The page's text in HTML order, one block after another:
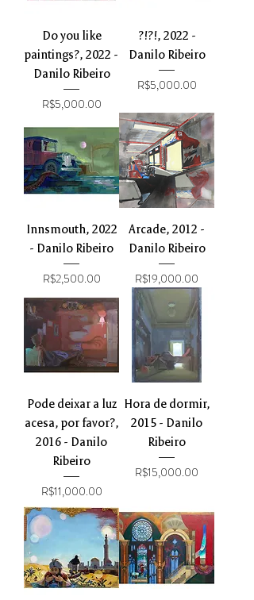
Do you like
paintings?, 2022 -
Danilo Ribeiro
Price
R$5,000.00
?!?!, 2022 -
Danilo Ribeiro
Price
R$5,000.00
Innsmouth, 2022
- Danilo Ribeiro
Price
R$2,500.00
Arcade, 2012 -
Danilo Ribeiro
Price
R$19,000.00
Pode deixar a luz
acesa, por favor?,
2016 - Danilo
Ribeiro
Price
R$11,000.00
Hora de dormir,
2015 - Danilo
Ribeiro
Price
R$15,000.00